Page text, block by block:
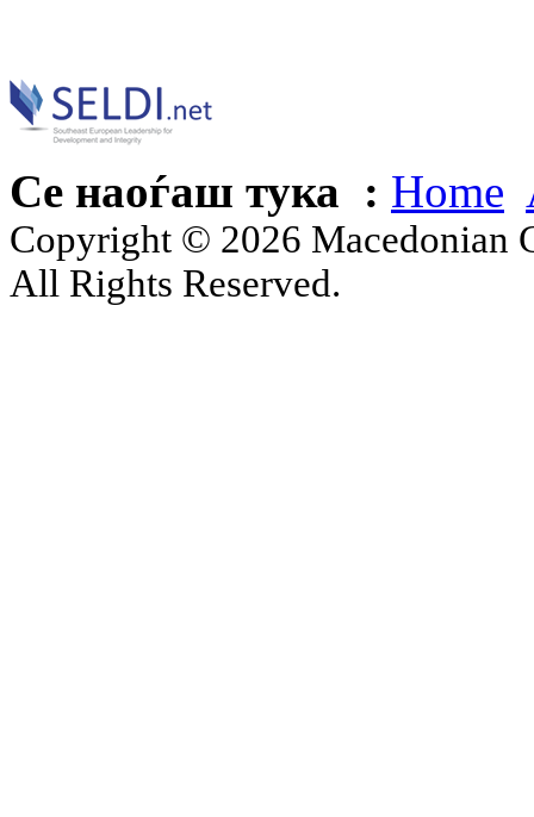
Се наоѓаш тука : Home
Copyright © 2026 Macedonian
All Rights Reserved.